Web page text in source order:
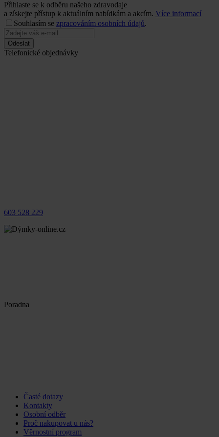
Přihlaste se k odběru našeho zdravodaje
a získejte přístup k aktuálním nabídkám a akcím. Více informací
Souhlasím se zpracováním osobních údajů.
Odeslat
Telefonické objednávky
603 528 229
Poradna
Časté dotazy
Kontakty
Osobní odběr
Proč nakupovat u nás?
Věrnostní program